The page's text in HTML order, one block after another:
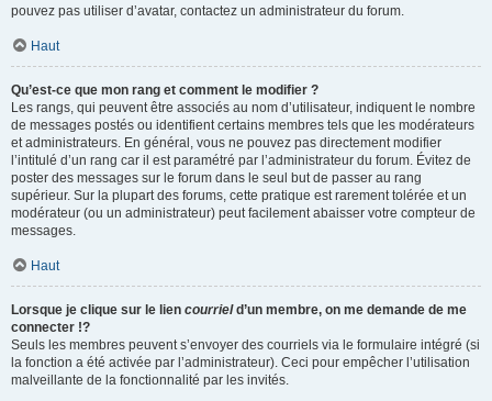
pouvez pas utiliser d’avatar, contactez un administrateur du forum.
Haut
Qu’est-ce que mon rang et comment le modifier ?
Les rangs, qui peuvent être associés au nom d’utilisateur, indiquent le nombre
de messages postés ou identifient certains membres tels que les modérateurs
et administrateurs. En général, vous ne pouvez pas directement modifier
l’intitulé d’un rang car il est paramétré par l’administrateur du forum. Évitez de
poster des messages sur le forum dans le seul but de passer au rang
supérieur. Sur la plupart des forums, cette pratique est rarement tolérée et un
modérateur (ou un administrateur) peut facilement abaisser votre compteur de
messages.
Haut
Lorsque je clique sur le lien courrield’un membre, on me demande de me
connecter !?
Seuls les membres peuvent s’envoyer des courriels via le formulaire intégré (si
la fonction a été activée par l’administrateur). Ceci pour empêcher l’utilisation
malveillante de la fonctionnalité par les invités.